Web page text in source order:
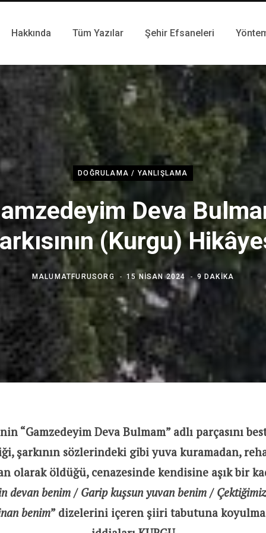
Hakkında Tüm Yazılar Şehir Efsaneleri
DOĞRULAMA / YANLIŞLAMA
Deva
(Kurgu)
MALUMATFURUSORG 15 NISAN 2024 9 DAKIKA
“Gamzedeyim Deva Bulmam” adlı parçasını
şarkının sözlerindeki gibi yuva kuramadan,
olarak öldüğü, cenazesinde kendisine aşık bir
devan benim / Garip kuşsun yuvan benim /
benim” dizelerini içeren şiiri tabutuna